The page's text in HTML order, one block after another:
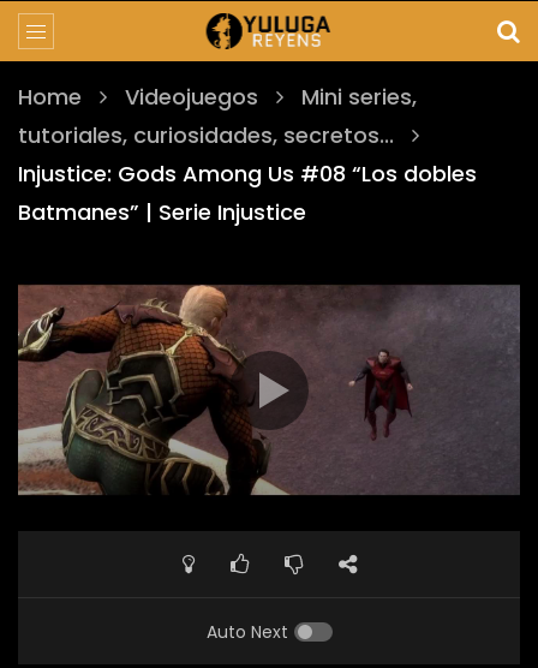
Home Videojuegos
Mini series,
tutoriales, curiosidades, secretos...
Injustice: Gods Among Us #08 “Los dobles
Batmanes” | Serie Injustice
Auto Next